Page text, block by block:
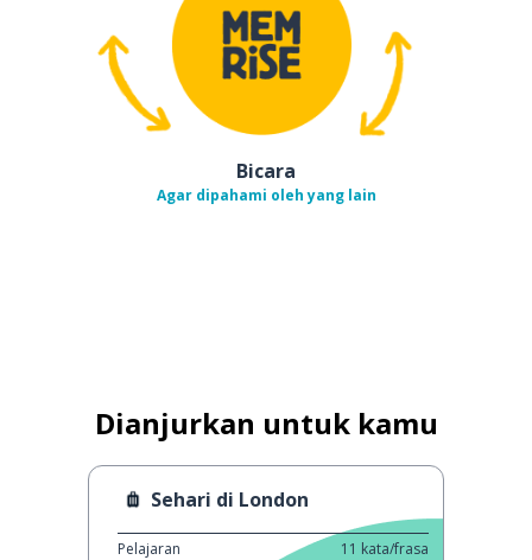
Bicara
Agar dipahami oleh yang lain
Dianjurkan untuk kamu
Sehari di London
Pelajaran 11 kata/frasa